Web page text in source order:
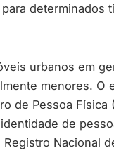
determinados
urbanos em
menores. O
de Pessoa Física
de
Nacional